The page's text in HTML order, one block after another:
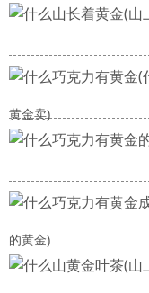
黄金卖)
的黄金)